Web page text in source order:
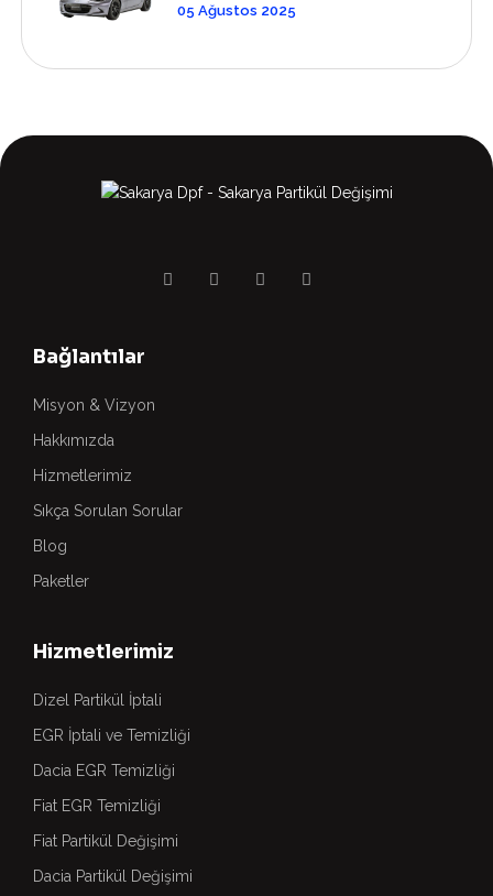
05 Ağustos 2025
Bağlantılar
Misyon & Vizyon
Hakkımızda
Hizmetlerimiz
Sıkça Sorulan Sorular
Blog
Paketler
Hizmetlerimiz
Dizel Partikül İptali
EGR İptali ve Temizliği
Dacia EGR Temizliği
Fiat EGR Temizliği
Fiat Partikül Değişimi
Dacia Partikül Değişimi